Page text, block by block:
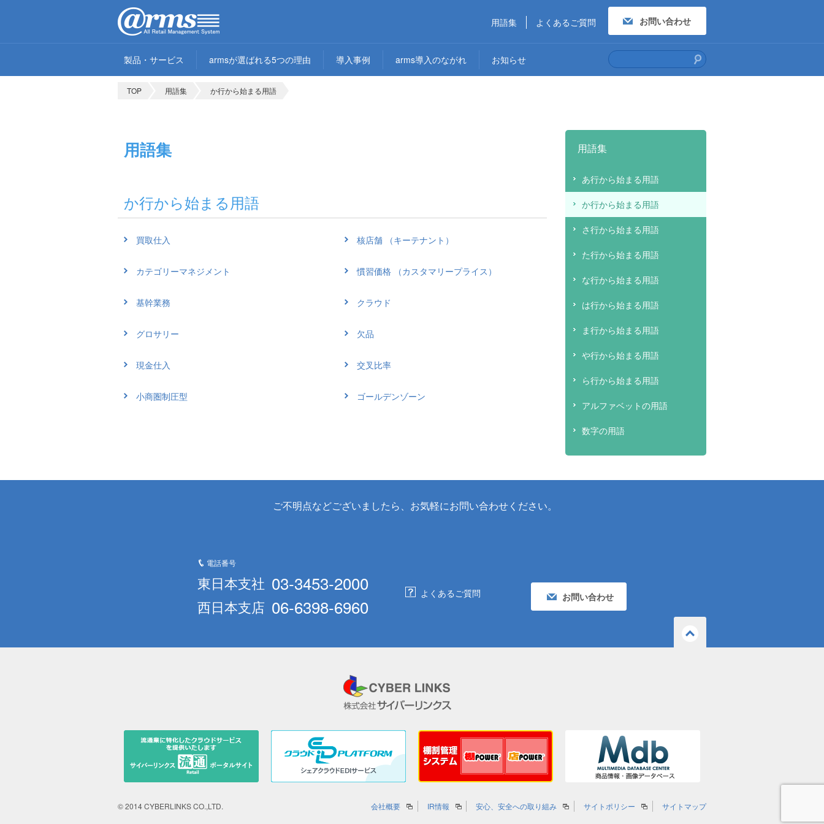
製品・サービス armsが選ばれる5つの理由 導入事例 arms導入のながれ お知らせ
用語集 よくあるご質問 お問い合わせ
TOP 用語集 か行から始まる用語
用語集
か行から始まる用語
買取仕入 核店舗 （キーテナント）
カテゴリーマネジメント 慣習価格 （カスタマリープライス）
基幹業務 クラウド
グロサリー 欠品
現金仕入 交叉比率
小商圏制圧型 ゴールデンゾーン
用語集
あ行から始まる用語
か行から始まる用語
さ行から始まる用語
た行から始まる用語
な行から始まる用語
は行から始まる用語
ま行から始まる用語
や行から始まる用語
ら行から始まる用語
アルファベットの用語
数字の用語
ご不明点などございましたら、 お気軽にお問い合わせください。
電話番号
東日本支社 03-3453-2000
西日本支店 06-6398-6960
よくあるご質問 お問い合わせ
会社概要 IR情報 安心、安全への取り組み サイトポリシー サイトマップ
© 2014 CYBERLINKS CO.,LTD.